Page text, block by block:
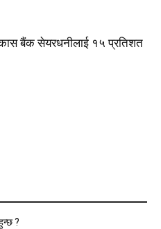
बैंक सेयरधनीलाई १५ प्रतिशत
?